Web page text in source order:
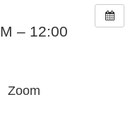
– 12:00
Zoom